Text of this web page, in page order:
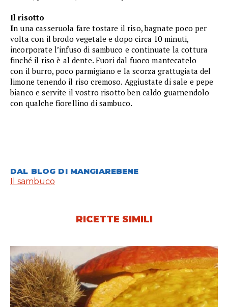
Il risotto
In una casseruola fare tostare il riso, bagnate poco per
volta con il brodo vegetale e dopo circa 10 minuti,
incorporate l’infuso di sambuco e continuate la cottura
finché il riso è al dente. Fuori dal fuoco mantecatelo
con il burro, poco parmigiano e la scorza grattugiata del
limone tenendo il riso cremoso. Aggiustate di sale e pepe
bianco e servite il vostro risotto ben caldo guarnendolo
con qualche fiorellino di sambuco.
DAL BLOG DI MANGIAREBENE
Il sambuco
RICETTE SIMILI